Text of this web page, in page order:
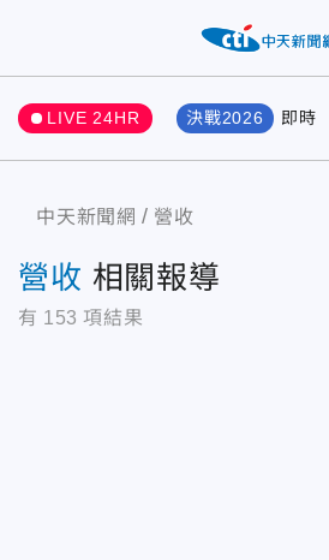
LIVE 24HR 決戰2026 即時
中天新聞網 營收
營收 相關報導
有 153 項結果